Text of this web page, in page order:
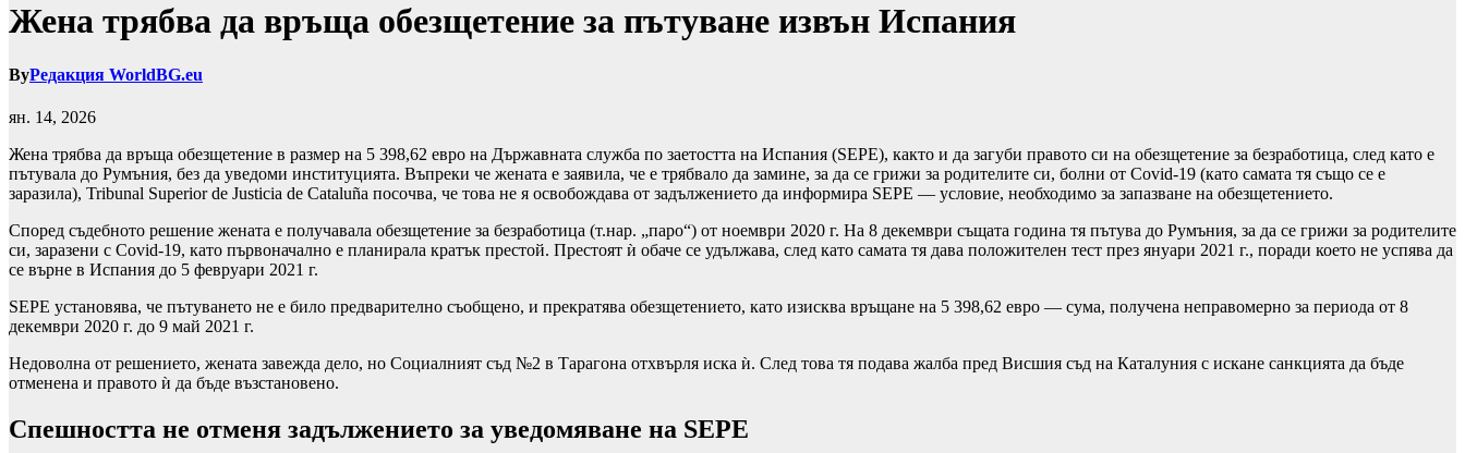
Жена трябва да връща обезщетение за пътуване извън Испания
ByРедакция WorldBG.eu
ян. 14, 2026
Жена трябва да връща обезщетение в размер на 5 398,62 евро на Държавната служба по заетостта на Испания (SEPE), както и да загуби правото си на обезщетение за безработица, след като е
пътувала до Румъния, без да уведоми институцията. Въпреки че жената е заявила, че е трябвало да замине, за да се грижи за родителите си, болни от Covid-19 (като самата тя също се е
заразила), Tribunal Superior de Justicia de Cataluña посочва, че това не я освобождава от задължението да информира SEPE — условие, необходимо за запазване на обезщетението.
Според съдебното решение жената е получавала обезщетение за безработица (т.нар. „паро“) от ноември 2020 г. На 8 декември същата година тя пътува до Румъния, за да се грижи за родителите
си, заразени с Covid-19, като първоначално е планирала кратък престой. Престоят ѝ обаче се удължава, след като самата тя дава положителен тест през януари 2021 г., поради което не успява да
се върне в Испания до 5 февруари 2021 г.
SEPE установява, че пътуването не е било предварително съобщено, и прекратява обезщетението, като изисква връщане на 5 398,62 евро — сума, получена неправомерно за периода от 8
декември 2020 г. до 9 май 2021 г.
Недоволна от решението, жената завежда дело, но Социалният съд №2 в Тарагона отхвърля иска ѝ. След това тя подава жалба пред Висшия съд на Каталуния с искане санкцията да бъде
отменена и правото ѝ да бъде възстановено.
Спешността не отменя задължението за уведомяване на SEPE